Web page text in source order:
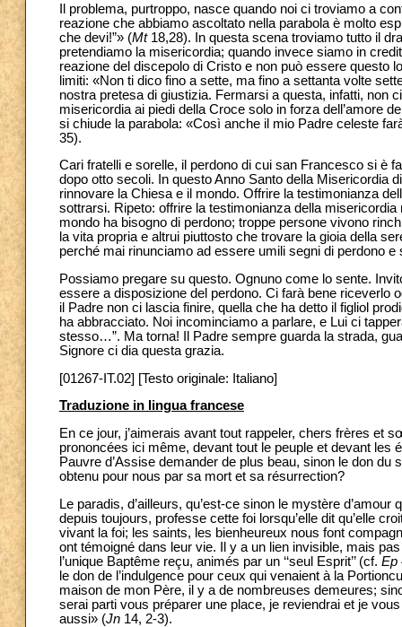
Il problema, purtroppo, nasce quando noi ci troviamo a
reazione che abbiamo ascoltato nella parabola è molto
che devi!”» (Mt18,28). In questa scena troviamo tutto il
pretendiamo la misericordia; quando invece siamo in
reazione del discepolo di Cristo e non può essere questo
limiti: «Non ti dico fino a sette, ma fino a settanta volte
nostra pretesa di giustizia. Fermarsi a questa, infatti, non
misericordia ai piedi della Croce solo in forza dell’amore
si chiude la parabola: «Così anche il mio Padre celeste
35).
Cari fratelli e sorelle, il perdono di cui san Francesco si è
dopo otto secoli. In questo Anno Santo della Misericordia
rinnovare la Chiesa e il mondo. Offrire la testimonianza
sottrarsi. Ripeto: offrire la testimonianza della
mondo ha bisogno di perdono; troppe persone vivono
la vita propria e altrui piuttosto che trovare la gioia della
perché mai rinunciamo ad essere umili segni di perdono
Possiamo pregare su questo. Ognuno come lo sente.
essere a disposizione del perdono. Ci farà bene riceverlo
il Padre non ci lascia finire, quella che ha detto il figliol
ha abbracciato. Noi incominciamo a parlare, e Lui ci
stesso…”. Ma torna! Il Padre sempre guarda la strada,
Signore ci dia questa grazia.
[01267-IT.02] [Testo originale: Italiano]
Traduzione in lingua francese
En ce jour, j’aimerais avant tout rappeler, chers frères et
prononcées ici même, devant tout le peuple et devant les
Pauvre d’Assise demander de plus beau, sinon le don
obtenu pour nous par sa mort et sa résurrection?
Le paradis, d’ailleurs, qu’est-ce sinon le mystère
depuis toujours, professe cette foi lorsqu’elle dit qu’elle
vivant la foi; les saints, les bienheureux nous font
ont témoigné dans leur vie. Il y a un lien invisible, mais pas
l’unique Baptême reçu, animés par un ‘‘seul Esprit’’ (cf. Ep
le don de l’indulgence pour ceux qui venaient à la
maison de mon Père, il y a de nombreuses demeures;
serai parti vous préparer une place, je reviendrai et je
aussi» (Jn 14, 2-3).